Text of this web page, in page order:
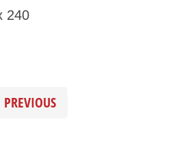
240
PREVIOUS